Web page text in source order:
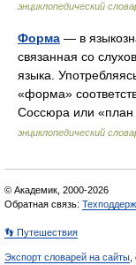
энциклопедический
Форма — в
связанная со
языка.
«форма»
Соссюра или
энциклопедический
© Академик, 2000-2026
Обратная связь:
👣 Путешествия
Экспорт словарей на сайты